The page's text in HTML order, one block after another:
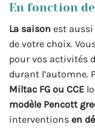
En fonction
La saison est
de votre choix.
pour vos activités
durant l’automne.
Miltac FG ou CCE
modèle Pencott
interventions en